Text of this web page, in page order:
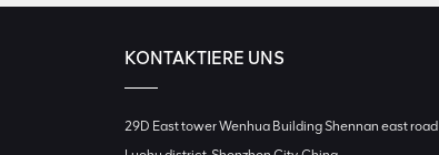
KONTAKTIERE UNS
29D East tower Wenhua Building Shennan east road